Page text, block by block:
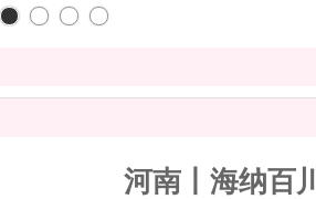
河南丨海纳百川